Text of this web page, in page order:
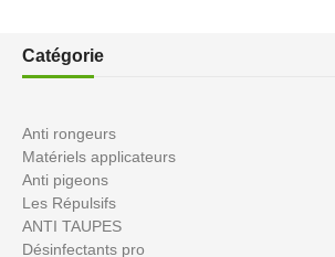
Catégorie
Anti rongeurs
Matériels applicateurs
Anti pigeons
Les Répulsifs
ANTI TAUPES
Désinfectants pro